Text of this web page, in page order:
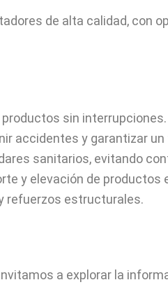
de alta calidad, con
sin interrupciones.
accidentes y garantizar
sanitarios, evitando
y elevación de productos
refuerzos estructurales.
a explorar la